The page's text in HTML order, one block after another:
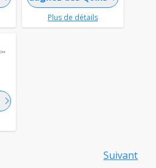
Plus de détails
chevron_right
Suivant